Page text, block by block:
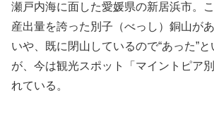
瀬戸内海に面した愛媛県の新居浜市。
産出量を誇った別子（べっし）銅山があ
いや、既に閉山しているので“あった”
が、今は観光スポット「マイントピア
れている。